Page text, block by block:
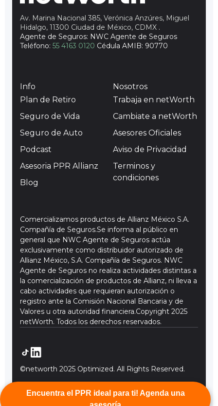
Encuentra el PPR ideal para ti! Agenda una
Av. Marina Nacional 385, Verónica Anzúres, Miguel
Hidalgo, 11300 Ciudad de México, CDMX .
Agente de Seguros: NWC Agente de Seguros
Teléfono: 55 4163 0120 Cédula AMIB: 90770
Info
Plan de Retiro
Seguro de Vida
Seguro de Auto
Podcast
Asesoria PPR Allianz
Blog
Nosotros
Trabaja en netWorth
Cambiate a netWorth
Asesores Oficiales
Aviso de Privacidad
Terminos y
condiciones
Comercializamos productos de Allianz México S.A.
Compañía de Seguros.Se informa al público en
general que NWC Agente de Seguros actúa
exclusivamente como distribuidor autorizado de
Allianz México, S.A. Compañía de Seguros. NWC
Agente de Seguros no realiza actividades distintas a
la comercialización de productos de Allianz, ni lleva a
cabo actividades que requieran autorización o
registro ante la Comisión Nacional Bancaria y de
Valores u otra autoridad financiera.Copyright 2025
netWorth. Todos los derechos reservados.
©networth 2025 Optimized. All Rights Reserved.